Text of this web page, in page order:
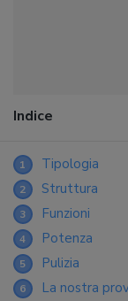
Indice
1 Tipologia
2 Struttura
3 Funzioni
4 Potenza
5 Pulizia
6 La nostra